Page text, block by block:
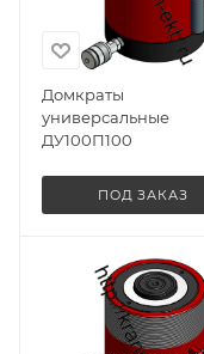
Домкраты
универсальные
ДУ100П100
ПОД ЗАКАЗ